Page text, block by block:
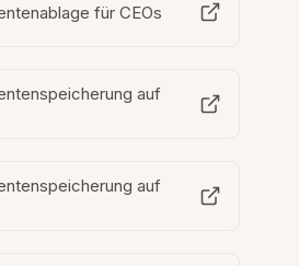
für CEOs
auf
auf